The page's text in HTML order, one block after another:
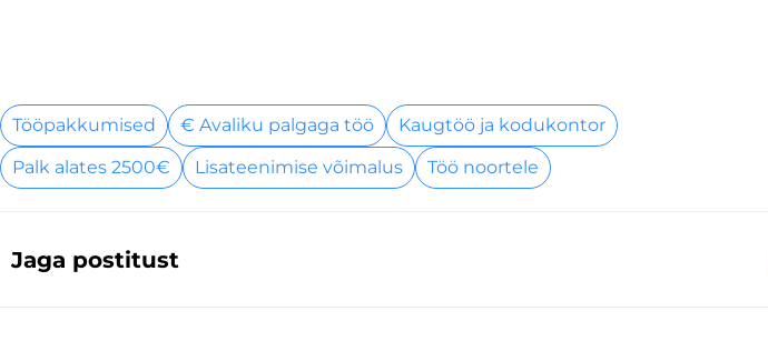
Tööpakkumised € Avaliku palgaga töö
Kaugtöö ja kodukontor
Palk alates 2500€
Lisateenimise võimalus Töö noortele
Jaga postitust